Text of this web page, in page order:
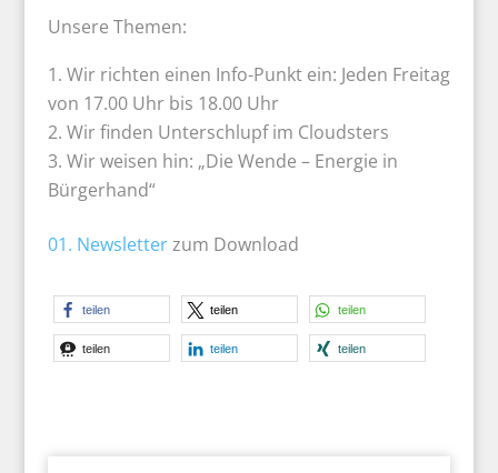
Unsere Themen:
Wir richten einen Info-Punkt ein: Jeden Freitag
von 17.00 Uhr bis 18.00 Uhr
Wir finden Unterschlupf im Cloudsters
Wir weisen hin: „Die Wende – Energie in
Bürgerhand“
01. Newsletterzum Download
teilen teilen teilen
teilen teilen teilen